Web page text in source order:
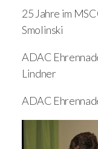
25 Jahre im
Smolinski
ADAC
Lindner
ADAC